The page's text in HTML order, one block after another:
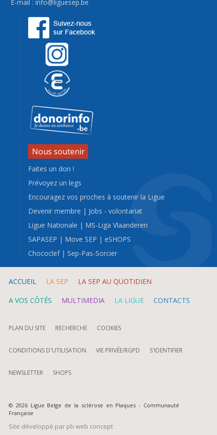
E-mail :info@liguesep.be
Nous soutenir
Faites un don !
Prévoyez un legs
Encouragez vos proches à soutenir la Ligue
Devenir membre | Jobs - volontariat
Ligue Nationale | MS-Liga Vlaanderen
SAPASEP | Move SEP |eSHOPS
Chococlef|Sep-Pas-Sorcier
ACCUEIL LA SEP LA SEP AU QUOTIDIEN
A VOS CÔTÉS MULTIMEDIA LA LIGUE CONTACTS
PLAN DU SITE RECHERCHE COOKIES
CONDITIONS D'UTILISATION VIE PRIVÉE/RGPD S'IDENTIFIER
NEWSLETTER SHOPS
© 2026 Ligue Belge de la sclérose en Plaques - Communauté
Française
Site développé par pb web concept